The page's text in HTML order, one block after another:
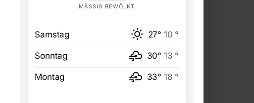
MÄSSIG BEWÖLKT
Samstag 27° 10 °
Sonntag 30° 13 °
Montag 33° 18 °